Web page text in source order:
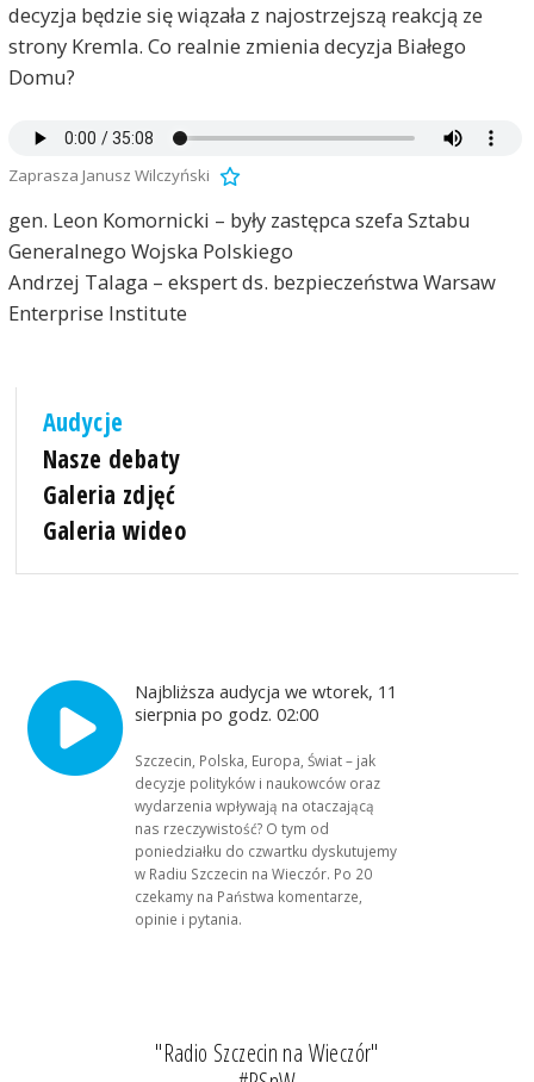
decyzja będzie się wiązała z najostrzejszą reakcją ze
strony Kremla. Co realnie zmienia decyzja Białego
Domu?
Zaprasza Janusz Wilczyński
gen. Leon Komornicki – były zastępca szefa Sztabu
Generalnego Wojska Polskiego
Andrzej Talaga – ekspert ds. bezpieczeństwa Warsaw
Enterprise Institute
Audycje
Nasze debaty
Galeria zdjęć
Galeria wideo
Najbliższa audycja we wtorek, 11
sierpnia po godz. 02:00
Szczecin, Polska, Europa, Świat – jak
decyzje polityków i naukowców oraz
wydarzenia wpływają na otaczającą
nas rzeczywistość? O tym od
poniedziałku do czwartku dyskutujemy
w Radiu Szczecin na Wieczór. Po 20
czekamy na Państwa komentarze,
opinie i pytania.
"Radio Szczecin na Wieczór"